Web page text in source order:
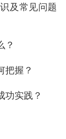
及常见问题
？
握？
实践？